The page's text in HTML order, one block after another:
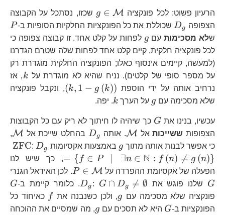
הרעיון פשוט: לכל פונקציה
g\in\mathcal{M}
g ∈ M
שכזו, נסתכל על הקבוצה
הצפופה
D_{g} Dg שכוללת את כל הפונקציות החלקיות הסופיות ב-P
שלא מסכימותעם g g לפחות על קלט אחד. זו קבוצה צפופה כי
לכל פונקציה חלקית, קיים קלט אחד לפחות שלה שטרם הגדרנו
(למעשה, קיימים אינסוף כאלו; הפונקציה החלקית מוגדרת רק
על מספר סופי של קלטים). נניח שהיא לא מוגדרת על
k
k, אז
נרחיב אותה על ידי הוספת
\left(k,1-
(k, 1 − g (k))
, ונקבל פונקציה
שלא מסכימה עם g על הערך k
k. יפה.
עכשיו, בנינו את G G כך שיהיה לו חיתוך לא ריק עם כל הקבוצות
הצפופות ששייכותאל
\mathcal{M}
M. אותה D_{g}
Dg בהחלט שייכת אל M
,
כי אפשר לבנות אותה מתוך
g g באמצעות אקסיומות ZFC:Dg
= { f ∈ P ∃n ∈ N : f (n) 
= g (n)}
, כך שיש לנו
הפעלה של אקסיומת ההפרדה על
P ∈ M . לכן האידאל הגנרי
G G שלנו פוגש את
D_{g}
Dg :
G\cap
D_{g}\ne\emptyset
G ∩ Dg 
= ∅ . כלומר קיימת ב-G
פונקציה שלא מסכימה עם g g, ולכן כשנבנה את f
f כאיחוד כל
הפונקציות ב-
G G היא לא תסכים עם
g
g, מה שמסיים את ההוכחה